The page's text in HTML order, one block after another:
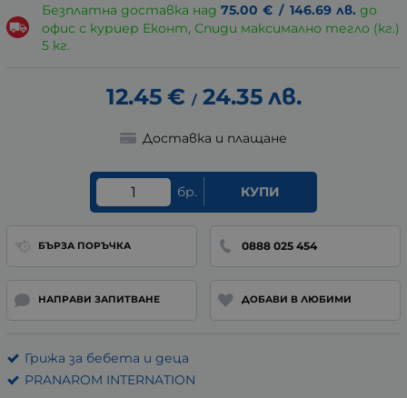
Безплатна доставка над 75.00 € / 146.69 лв. до
офис с куриер Еконт, Спиди максимално тегло (кг.)
5 кг.
12.45 € / 24.35 лв.
Доставка и плащане
бр. КУПИ
БЪРЗА ПОРЪЧКА 0888 025 454
НАПРАВИ ЗАПИТВАНЕ ДОБАВИ В ЛЮБИМИ
Грижа за бебета и деца
PRANAROM INTERNATION